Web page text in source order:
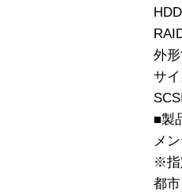
外
サ
■製
メ
※指
都